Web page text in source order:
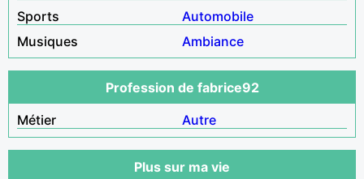
Sports
Automobile
Musiques
Ambiance
Profession de fabrice92
Métier
Autre
Plus sur ma vie